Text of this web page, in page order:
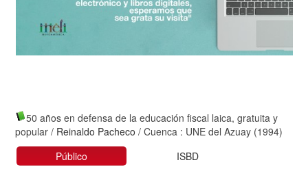
50 años en defensa de la educación fiscal laica, gratuita y
popular / Reinaldo Pacheco / Cuenca : UNE del Azuay (1994)
Público
ISBD